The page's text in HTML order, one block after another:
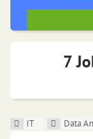
7
IT Data